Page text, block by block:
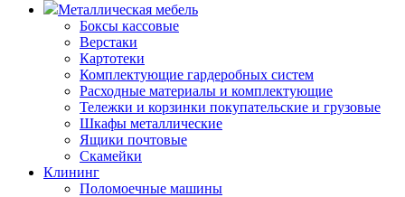
Металлическая мебель
Боксы кассовые
Верстаки
Картотеки
Комплектующие гардеробных систем
Расходные материалы и комплектующие
Тележки и корзинки покупательские и грузовые
Шкафы металлические
Ящики почтовые
Скамейки
Клининг
Поломоечные машины